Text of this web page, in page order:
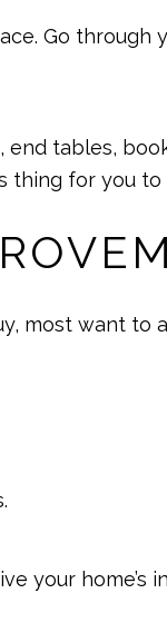
Go through
end tables,
thing for you to
most want to
your home’s